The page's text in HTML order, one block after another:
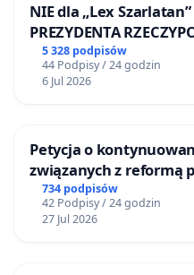
NIE dla „Lex Szarlatan”
PREZYDENTA
5 328 podpisów
44 Podpisy / 24 godzin
6 Jul 2026
Petycja o
związanych z reformą
734 podpisów
42 Podpisy / 24 godzin
27 Jul 2026